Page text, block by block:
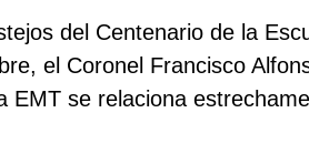
del Centenario de la
el Coronel Francisco
EMT se relaciona